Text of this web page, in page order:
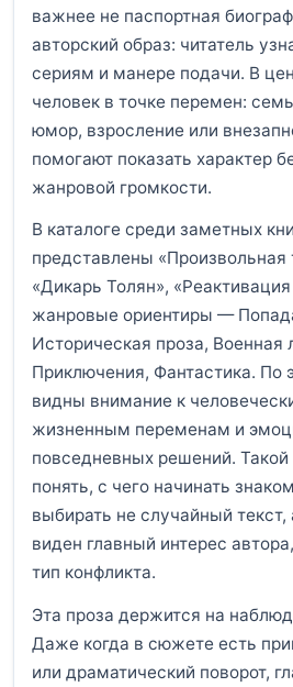
важнее не паспортная
авторский образ: читатель
сериям и манере подачи. В
человек в точке перемен:
юмор, взросление или
помогают показать характер
жанровой громкости.
В каталоге среди заметных
представлены «Произвольная
«Дикарь Толян»,
жанровые ориентиры —
Историческая проза, Военная
Приключения, Фантастика. По
видны внимание к
жизненным переменам и
повседневных решений.
понять, с чего начинать
выбирать не случайный
виден главный интерес
тип конфликта.
Эта проза держится на
Даже когда в сюжете есть
или драматический поворот,